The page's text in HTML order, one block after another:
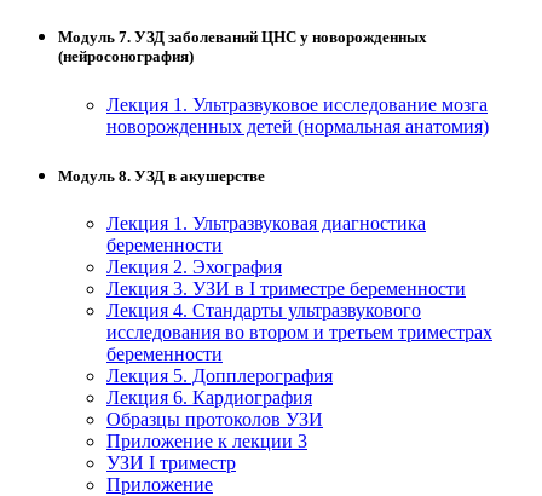
Модуль 7. УЗД заболеваний ЦНС у новорожденных
(нейросонография)
Лекция 1. Ультразвуковое исследование мозга
новорожденных детей (нормальная анатомия)
Модуль 8. УЗД в акушерстве
Лекция 1. Ультразвуковая диагностика
беременности
Лекция 2. Эхография
Лекция 3. УЗИ в I триместре беременности
Лекция 4. Стандарты ультразвукового
исследования во втором и третьем триместрах
беременности
Лекция 5. Допплерография
Лекция 6. Кардиография
Образцы протоколов УЗИ
Приложение к лекции 3
УЗИ I триместр
Приложение